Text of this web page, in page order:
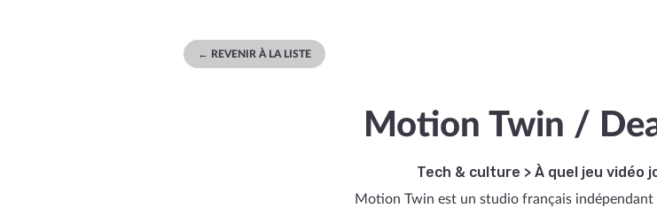
← REVENIR À LA LISTE
Motion Twin /
Tech & culture > À quel jeu vidéo
Motion Twin est un studio français indépendant